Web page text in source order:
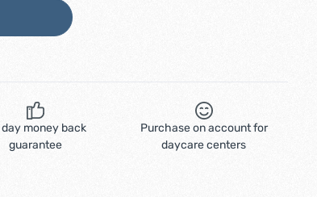
use the buttons to increase or
money back
guarantee
Purchase on account for
daycare centers